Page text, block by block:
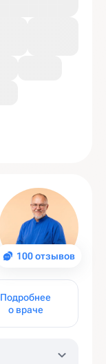
100 отзывов
Подробнее
о враче